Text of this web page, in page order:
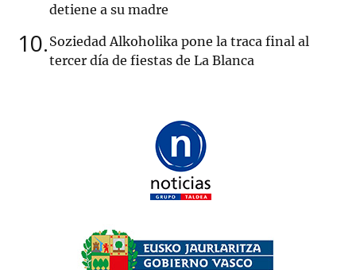
detiene a su madre
10 Soziedad Alkoholika pone la traca final al
tercer día de fiestas de La Blanca